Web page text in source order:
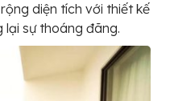
diện tích với thiết kế
sự thoáng đãng.